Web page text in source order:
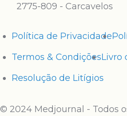
2775-809 - Carcavelos
Política de Privacidade
Termos & CondiçõesLivro
Resolução de Litígios
© 2024 Medjournal - Todos